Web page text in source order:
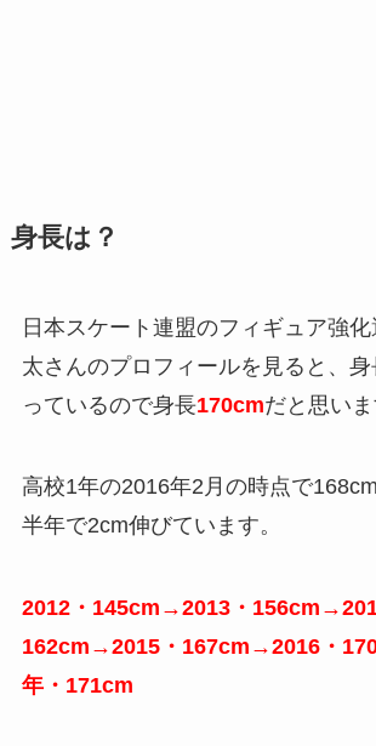
身長は？
日本スケート連盟のフィギュア強
太さんのプロフィールを見ると、
っているので身長170cmだと思いま
高校1年の2016年2月の時点で
半年で2cm伸びています。
2012・145cm→2013・
162cm→2015・167cm→2016・
年・171cm